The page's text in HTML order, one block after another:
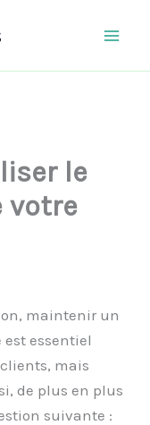
le
votre
maintenir un
essentiel
mais
de plus en plus
suivante :